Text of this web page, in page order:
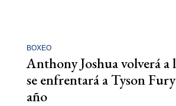
BOXEO
Anthony Joshua volverá a
se enfrentará a Tyson
año